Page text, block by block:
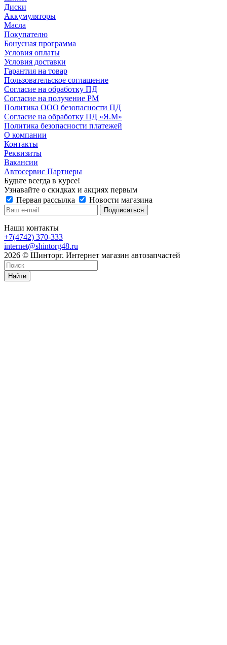
Диски
Аккумуляторы
Масла
Покупателю
Бонусная программа
Условия оплаты
Условия доставки
Гарантия на товар
Пользовательское соглашение
Согласие на обработку ПД
Согласие на получение РМ
Политика ООО безопасности ПД
Согласие на обработку ПД «Я.М»
Политика безопасности платежей
О компании
Контакты
Реквизиты
Вакансии
Автосервис Партнеры
Будьте всегда в курсе!
Узнавайте о скидках и акциях первым
Первая рассылка
Новости магазина
Наши контакты
+7(4742) 370-333
internet@shintorg48.ru
2026 © Шинторг. Интернет магазин автозапчастей
Найти